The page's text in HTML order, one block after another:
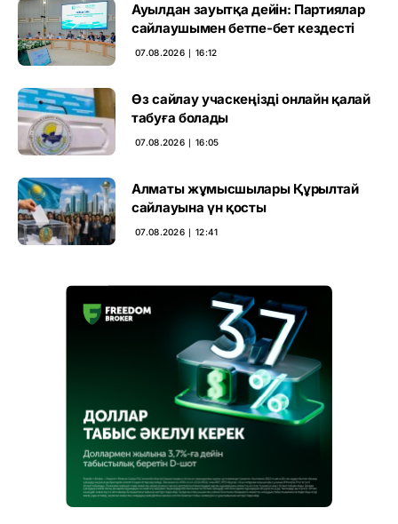
Ауылдан зауытқа дейін: Партиялар
сайлаушымен бетпе-бет кездесті
07.08.2026 ∣ 16:12
Өз сайлау учаскеңізді онлайн қалай
табуға болады
07.08.2026 ∣ 16:05
Алматы жұмысшылары Құрылтай
сайлауына үн қосты
07.08.2026 ∣ 12:41